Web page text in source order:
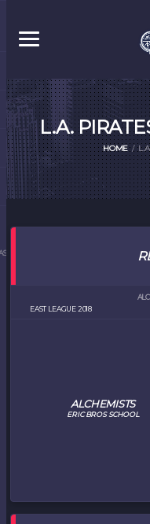
L.A.
HOME
EAST LEAGUE 2018
ALCHEMISTS
ERIC BROS SCHOOL